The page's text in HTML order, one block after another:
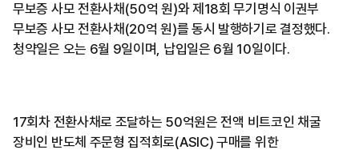
무보증 사모 전환사채(50억 원)와 제18회 무기명식 이권부
무보증 사모 전환사채(20억 원)를 동시 발행하기로 결정했다.
청약일은 오는 6월 9일이며, 납입일은 6월 10일이다.
17회차 전환사채로 조달하는 50억원은 전액 비트코인 채굴
장비인 반도체 주문형 집적회로(ASIC) 구매를 위한